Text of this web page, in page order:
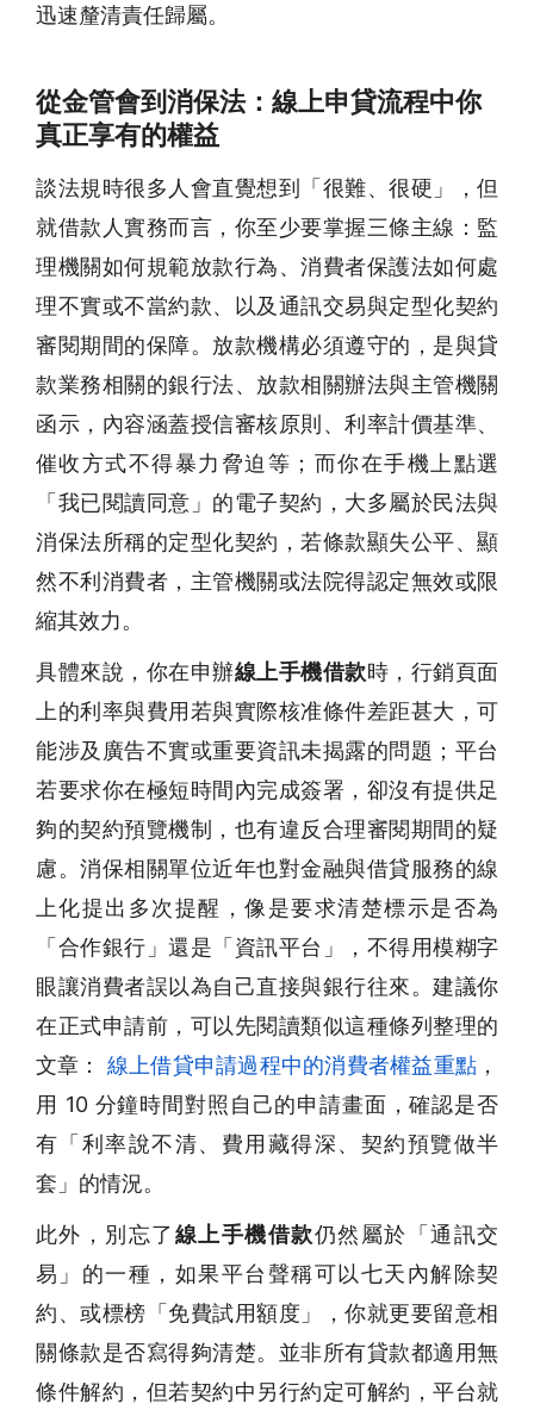
迅速釐清責任歸屬。
從金管會到消保法：線上申貸流程中你
真正享有的權益
談法規時很多人會直覺想到「很難、很硬」，但
就借款人實務而言，你至少要掌握三條主線：監
理機關如何規範放款行為、消費者保護法如何處
理不實或不當約款、以及通訊交易與定型化契約
審閱期間的保障。放款機構必須遵守的，是與貸
款業務相關的銀行法、放款相關辦法與主管機關
函示，內容涵蓋授信審核原則、利率計價基準、
催收方式不得暴力脅迫等；而你在手機上點選
「我已閱讀同意」的電子契約，大多屬於民法與
消保法所稱的定型化契約，若條款顯失公平、顯
然不利消費者，主管機關或法院得認定無效或限
縮其效力。
具體來說，你在申辦線上手機借款時，行銷頁面
上的利率與費用若與實際核准條件差距甚大，可
能涉及廣告不實或重要資訊未揭露的問題；平台
若要求你在極短時間內完成簽署，卻沒有提供足
夠的契約預覽機制，也有違反合理審閱期間的疑
慮。消保相關單位近年也對金融與借貸服務的線
上化提出多次提醒，像是要求清楚標示是否為
「合作銀行」還是「資訊平台」，不得用模糊字
眼讓消費者誤以為自己直接與銀行往來。建議你
在正式申請前，可以先閱讀類似這種條列整理的
文章：
線上借貸申請過程中的消費者權益重點 ，
用 10 分鐘時間對照自己的申請畫面，確認是否
有「利率說不清、費用藏得深、契約預覽做半
套」的情況。
此外，別忘了線上手機借款仍然屬於「通訊交
易」的一種，如果平台聲稱可以七天內解除契
約、或標榜「免費試用額度」，你就更要留意相
關條款是否寫得夠清楚。並非所有貸款都適用無
條件解約，但若契約中另行約定可解約，平台就